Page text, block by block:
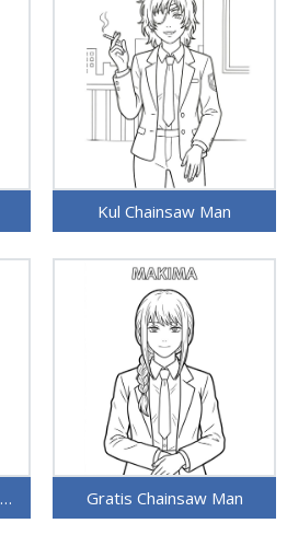
Kul Chainsaw Man
Gratis utskriftbar Chainsaw Man Gratis Chainsaw Man